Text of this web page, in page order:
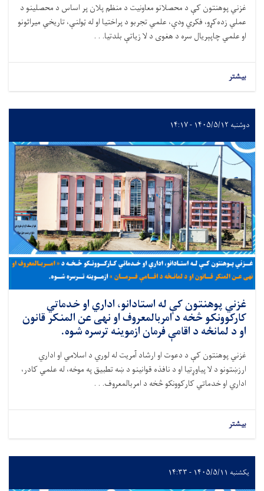
غزني پوهنتون کې د محصلانو معاونیت د منظم پلان پر اساس د محصلینو د
عملي زده‌کړو، فکري ودې، علمي تجربو د پراختیا او له ټولنې، تاریخي میراثونو
او علمي چاپېریال سره د هغوی د لا زیاتې بلدتیا. . .
بیشتر
دوشنبه ۱۴۰۵/۵/۱۲ - ۱۴:۱۷
غزني پوهنتون کې له استادانو، اداري او خدماتي
کارکوونکو څخه د امربالمعروف او نهی عن المنکر قانون
او د لمانځه د اقامې فرمان ازموینه ترسره شوه.
غزني پوهنتون کې د دعوت او ارشاد آمریت له لوري د اسلامي او اداري
ارزښتونو د لا پیاوړتیا او د نافذه قوانینو د ښه تطبیق په موخه، له علمي کادر،
اداري او خدماتي کارکوونکو څخه د امربالمعروف. . .
بیشتر
یکشنبه ۱۴۰۵/۵/۱۱ - ۱۴:۳۳